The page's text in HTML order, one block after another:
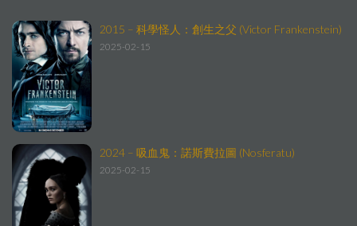
2015 – 科學怪人：創生之父 (Victor Frankenstein)
2025-02-15
2024 – 吸血鬼：諾斯費拉圖 (Nosferatu)
2025-02-15